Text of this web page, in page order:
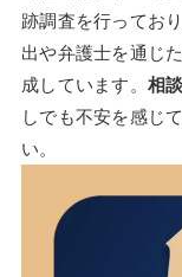
跡調査を行ってお
出や弁護士を通じ
成しています。相
しでも不安を感じ
い。